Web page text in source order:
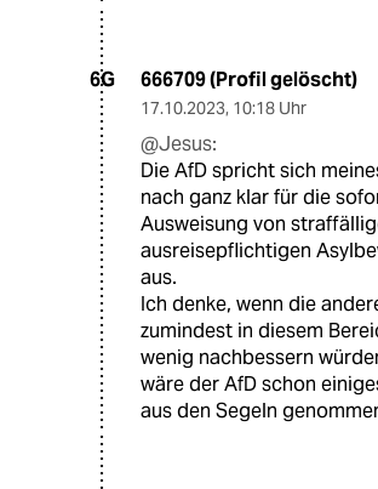
6G 666709 (Profil gelöscht)
17.10.2023, 10:18 Uhr
@Jesus:
Die AfD spricht sich
nach ganz klar für die
Ausweisung von
ausreisepflichtigen
aus.
Ich denke, wenn die
zumindest in diesem
wenig nachbessern
wäre der AfD schon
aus den Segeln